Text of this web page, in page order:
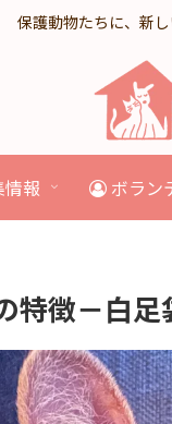
保護動物たちに、新
報 ボラン
特徴－白足